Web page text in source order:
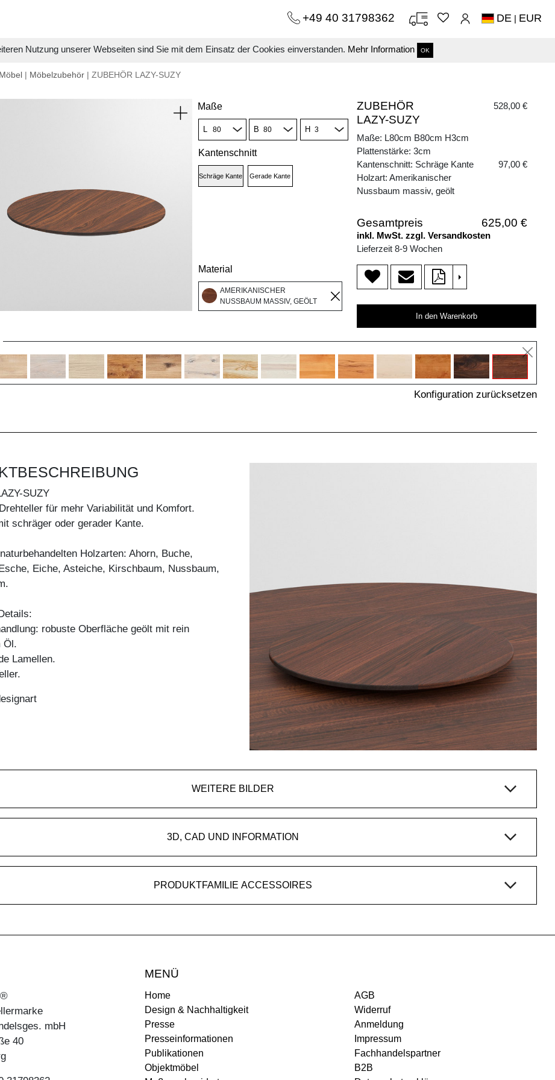
Nutzung unserer Webseiten sind Sie mit dem Einsatz der Cookies einverstanden. Mehr Information OK
+49 40 31798362 DE | EUR
| Möbelzubehör | ZUBEHÖR LAZY-SUZY
Maße
L B H
Kantenschnitt
Schräge Kante Gerade Kante
Material
AMERIKANISCHER
NUSSBAUM MASSIV, GEÖLT
ZUBEHÖR
LAZY-SUZY
528,00 €
Maße: L80cm B80cm H3cm
Plattenstärke: 3cm
Kantenschnitt: Schräge Kante
97,00 €
Holzart: Amerikanischer
Nussbaum massiv, geölt
Gesamtpreis 625,00 €
inkl. MwSt. zzgl. Versandkosten
Lieferzeit 8-9 Wochen
>
In den Warenkorb
Konfiguration zurücksetzen
SUZY
für mehr Variabilität und Komfort.
schräger oder gerader Kante.
Holzarten: Ahorn, Buche,
Eiche, Asteiche, Kirschbaum, Nussbaum,
robuste Oberfläche geölt mit rein
Öl.
Lamellen.
WEITERE BILDER
3D, CAD UND INFORMATION
PRODUKTFAMILIE ACCESSOIRES
mbH
40
MENÜ
Home
Design & Nachhaltigkeit
Presse
Presseinformationen
Publikationen
Objektmöbel
AGB
Widerruf
Anmeldung
Impressum
Fachhandelspartner
B2B